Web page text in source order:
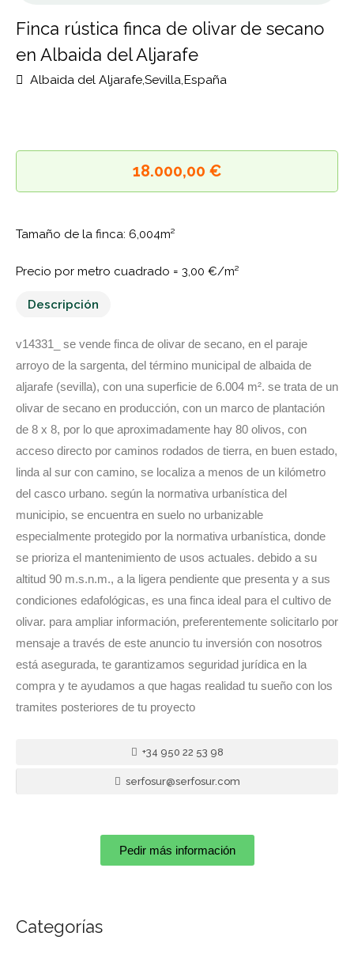
Olivar de Secano , Secano,Solares ? Urbanizables
Finca rústica finca de olivar de secano
18.000,00 €
Tamaño de la finca: 6,004m²
Precio por metro cuadrado = 3,00 €/m²
Descripción
v14331_ se vende finca de olivar de secano, en el paraje
arroyo de la sargenta, del término municipal de albaida de
aljarafe (sevilla), con una superficie de 6.004 m². se trata de un
olivar de secano en producción, con un marco de plantación
de 8 x 8, por lo que aproximadamente hay 80 olivos, con
acceso directo por caminos rodados de tierra, en buen estado,
linda al sur con camino, se localiza a menos de un kilómetro
del casco urbano. según la normativa urbanística del
municipio, se encuentra en suelo no urbanizable
especialmente protegido por la normativa urbanística, donde
se prioriza el mantenimiento de usos actuales. debido a su
altitud 90 m.s.n.m., a la ligera pendiente que presenta y a sus
condiciones edafológicas, es una finca ideal para el cultivo de
olivar. para ampliar información, preferentemente solicitarlo por
mensaje a través de este anuncio tu inversión con nosotros
está asegurada, te garantizamos seguridad jurídica en la
compra y te ayudamos a que hagas realidad tu sueño con los
tramites posteriores de tu proyecto
+34 950 22 53 98
serfosur@serfosur.com
Pedir más información
Categorías